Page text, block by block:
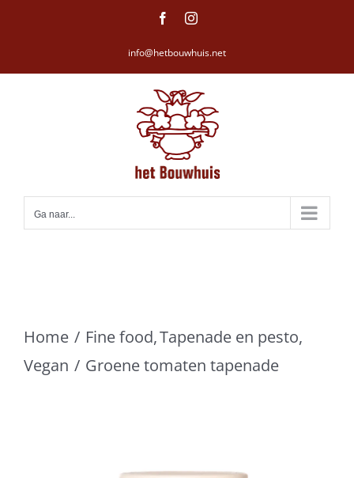
FacebookInstagram
info@hetbouwhuis.net
Ga naar...
Home Fine food Tapenade en pesto
Vegan
Groene tomaten tapenade